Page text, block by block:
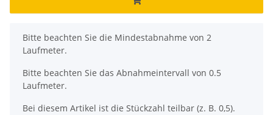
x
Bitte beachten Sie die Mindestabnahme von 2
Laufmeter.
Bitte beachten Sie das Abnahmeintervall von 0.5
Laufmeter.
Bei diesem Artikel ist die Stückzahl teilbar (z. B. 0,5).